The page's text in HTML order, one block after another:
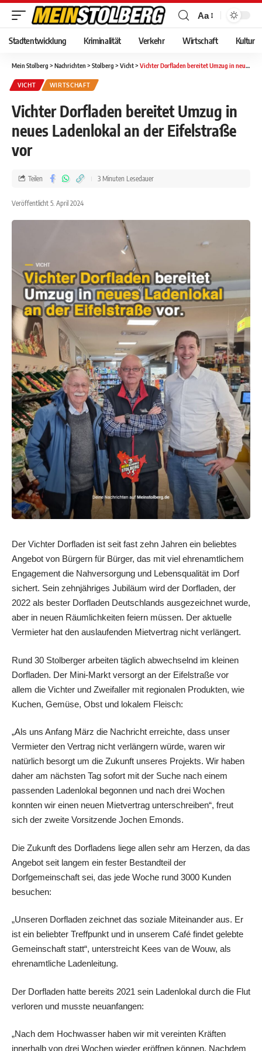
Aa
Stadtentwicklung Kriminalität Verkehr Wirtschaft Kultur
Mein Stolberg > Nachrichten > Stolberg > Vicht> Vichter Dorfladen bereitet Umzug in neues Ladenlokal an der Eifelstraße vor
VICHT WIRTSCHAFT
Vichter Dorfladen bereitet Umzug in
neues Ladenlokal an der Eifelstraße
vor
Veröffentlicht 5. April 2024
Teilen 3 Minuten Lesedauer
Der Vichter Dorfladen ist seit fast zehn Jahren ein beliebtes
Angebot von Bürgern für Bürger, das mit viel ehrenamtlichem
Engagement die Nahversorgung und Lebensqualität im Dorf
sichert. Sein zehnjähriges Jubiläum wird der Dorfladen, der
2022 als bester Dorfladen Deutschlands ausgezeichnet wurde,
aber in neuen Räumlichkeiten feiern müssen. Der aktuelle
Vermieter hat den auslaufenden Mietvertrag nicht verlängert.
Rund 30 Stolberger arbeiten täglich abwechselnd im kleinen
Dorfladen. Der Mini-Markt versorgt an der Eifelstraße vor
allem die Vichter und Zweifaller mit regionalen Produkten, wie
Kuchen, Gemüse, Obst und lokalem Fleisch:
„Als uns Anfang März die Nachricht erreichte, dass unser
Vermieter den Vertrag nicht verlängern würde, waren wir
natürlich besorgt um die Zukunft unseres Projekts. Wir haben
daher am nächsten Tag sofort mit der Suche nach einem
passenden Ladenlokal begonnen und nach drei Wochen
konnten wir einen neuen Mietvertrag unterschreiben“, freut
sich der zweite Vorsitzende Jochen Emonds.
Die Zukunft des Dorfladens liege allen sehr am Herzen, da das
Angebot seit langem ein fester Bestandteil der
Dorfgemeinschaft sei, das jede Woche rund 3000 Kunden
besuchen:
„Unseren Dorfladen zeichnet das soziale Miteinander aus. Er
ist ein beliebter Treffpunkt und in unserem Café findet gelebte
Gemeinschaft statt“, unterstreicht Kees van de Wouw, als
ehrenamtliche Ladenleitung.
Der Dorfladen hatte bereits 2021 sein Ladenlokal durch die Flut
verloren und musste neuanfangen:
„Nach dem Hochwasser haben wir mit vereinten Kräften
innerhalb von drei Wochen wieder eröffnen können. Nachdem